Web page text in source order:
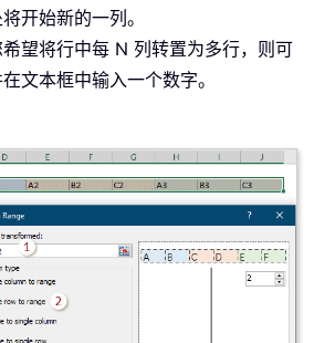
开始新的一列。
希望将行中每 N 列转置为多行，则可
文本框中输入一个数字。